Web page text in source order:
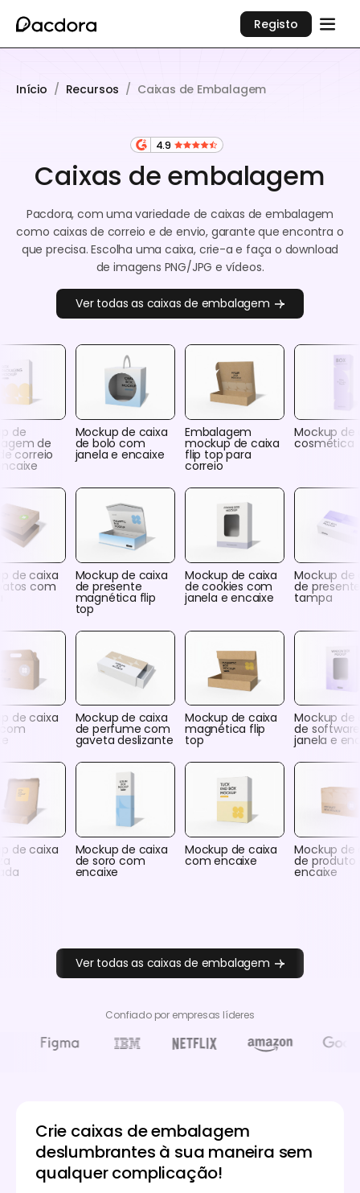
Registo
Início / Recursos / Caixas de Embalagem
4.9
Caixas de embalagem
Pacdora, com uma variedade de caixas de embalagem
como caixas de correio e de envio, garante que encontra o
que precisa. Escolha uma caixa, crie-a e faça o download
de imagens PNG/JPG e vídeos.
Ver todas as caixas de embalagem
de
de
correio
Mockup de caixa
de bolo com
janela e encaixe
Embalagem
mockup de caixa
flip top para
correio
Mockup de
cosmética
de caixa
com
Mockup de caixa
de presente
magnética flip
top
Mockup de caixa
de cookies com
janela e encaixe
Mockup de
de
tampa
de caixa Mockup de caixa
de perfume com
gaveta deslizante
Mockup de caixa
magnética flip
top
Mockup de
de
janela e
de caixa Mockup de caixa
de soro com
encaixe
Mockup de caixa
com encaixe
Mockup de
de produto
encaixe
Ver todas as caixas de embalagem
Confiado por empresas líderes
Crie caixas de embalagem
deslumbrantes à sua maneira sem
qualquer complicação!